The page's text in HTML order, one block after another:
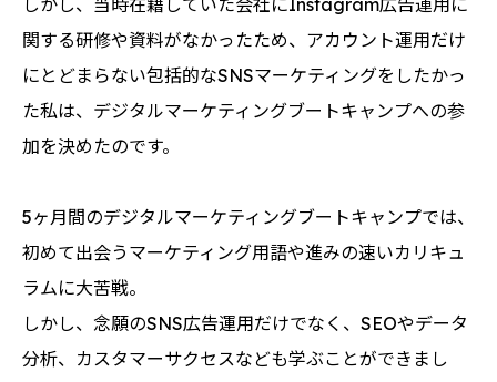
しかし、当時在籍していた会社にInstagram広告運用に
関する研修や資料がなかったため、アカウント運用だけ
にとどまらない包括的なSNSマーケティングをしたかっ
た私は、デジタルマーケティングブートキャンプへの参
加を決めたのです。
5ヶ月間のデジタルマーケティングブートキャンプでは、
初めて出会うマーケティング用語や進みの速いカリキュ
ラムに大苦戦。
しかし、念願のSNS広告運用だけでなく、SEOやデータ
分析、カスタマーサクセスなども学ぶことができまし